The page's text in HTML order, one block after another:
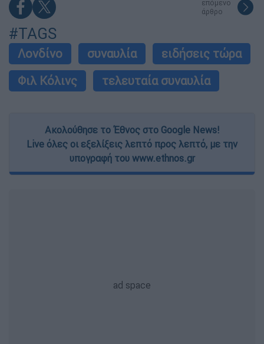
επόμενο
άρθρο
#TAGS
Λονδίνο συναυλία
ειδήσεις τώρα
Φιλ Κόλινς
τελευταία συναυλία
Ακολούθησε το Έθνος στο Google News!
Live όλες οι εξελίξεις λεπτό προς λεπτό, με την
υπογραφή του www.ethnos.gr